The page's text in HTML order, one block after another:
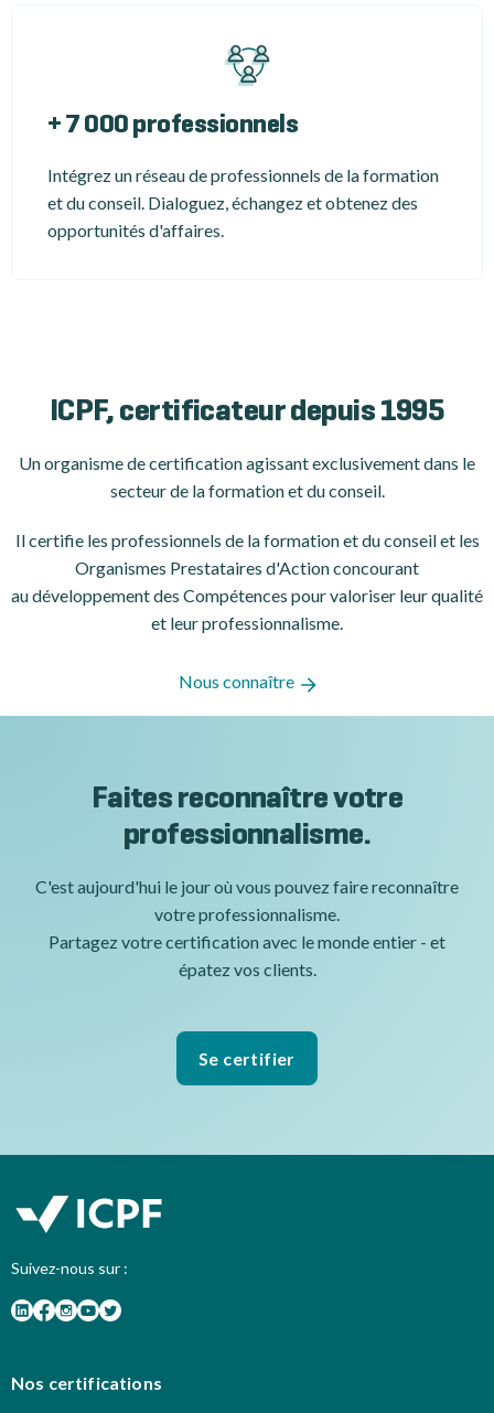
+ 7 000 professionnels
Intégrez un réseau de professionnels de la formation
et du conseil. Dialoguez, échangez et obtenez des
opportunités d'affaires.
ICPF, certificateur depuis 1995
Un organisme de certificationagissant exclusivement dans le
secteur de la formation et du conseil.
Il certifie les professionnels de la formation et du conseil et les
Organismes Prestataires d'Action concourant
au développement des Compétences pour valoriser leur qualité
et leur professionnalisme.
Nous connaître
Faites reconnaître votre
professionnalisme.
C'est aujourd'hui le jour où vous pouvez faire reconnaître
votre professionnalisme.
Partagez votre certification avec le monde entier - et
épatez vos clients.
Se certifier
Suivez-nous sur :
Nos certifications